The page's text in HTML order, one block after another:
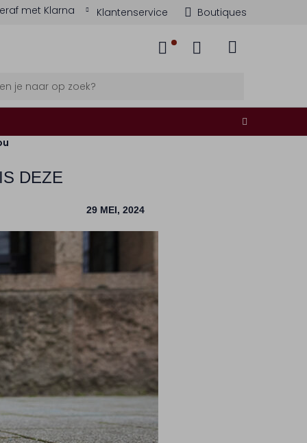
met Klarna Klantenservice Boutiques
DEZE
29 MEI, 2024